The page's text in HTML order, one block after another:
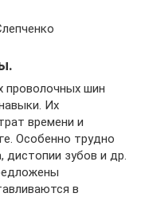
проволочных шин
Их
времени и
Особенно трудно
дистопии зубов и др.
в